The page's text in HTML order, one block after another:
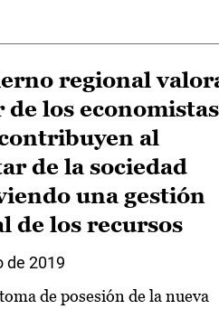
regional
de los
al
de la sociedad
una gestión
de los recursos
de 2019
de posesión de la nueva